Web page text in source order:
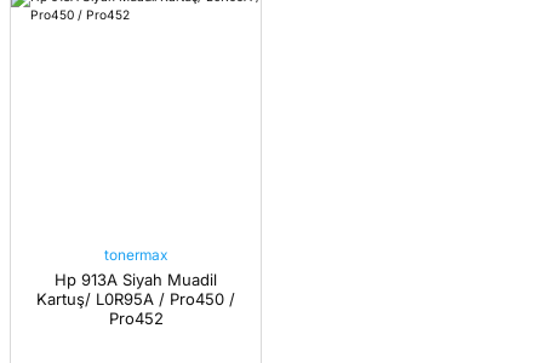
tonermax
Hp 913A Siyah Muadil
Kartuş/ L0R95A / Pro450 /
Pro452